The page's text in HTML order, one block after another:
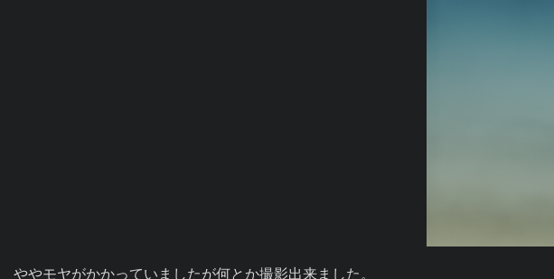
ややモヤがかかっていましたが何とか撮影出来ました。